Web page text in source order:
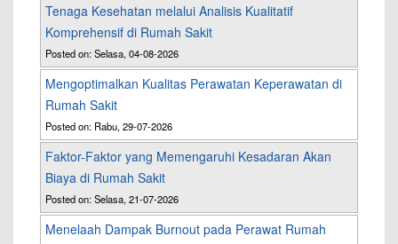
Tenaga Kesehatan melalui Analisis Kualitatif
Komprehensif di Rumah Sakit
Posted on: Selasa, 04-08-2026
Mengoptimalkan Kualitas Perawatan Keperawatan di
Rumah Sakit
Posted on: Rabu, 29-07-2026
Faktor-Faktor yang Memengaruhi Kesadaran Akan
Biaya di Rumah Sakit
Posted on: Selasa, 21-07-2026
Menelaah Dampak Burnout pada Perawat Rumah